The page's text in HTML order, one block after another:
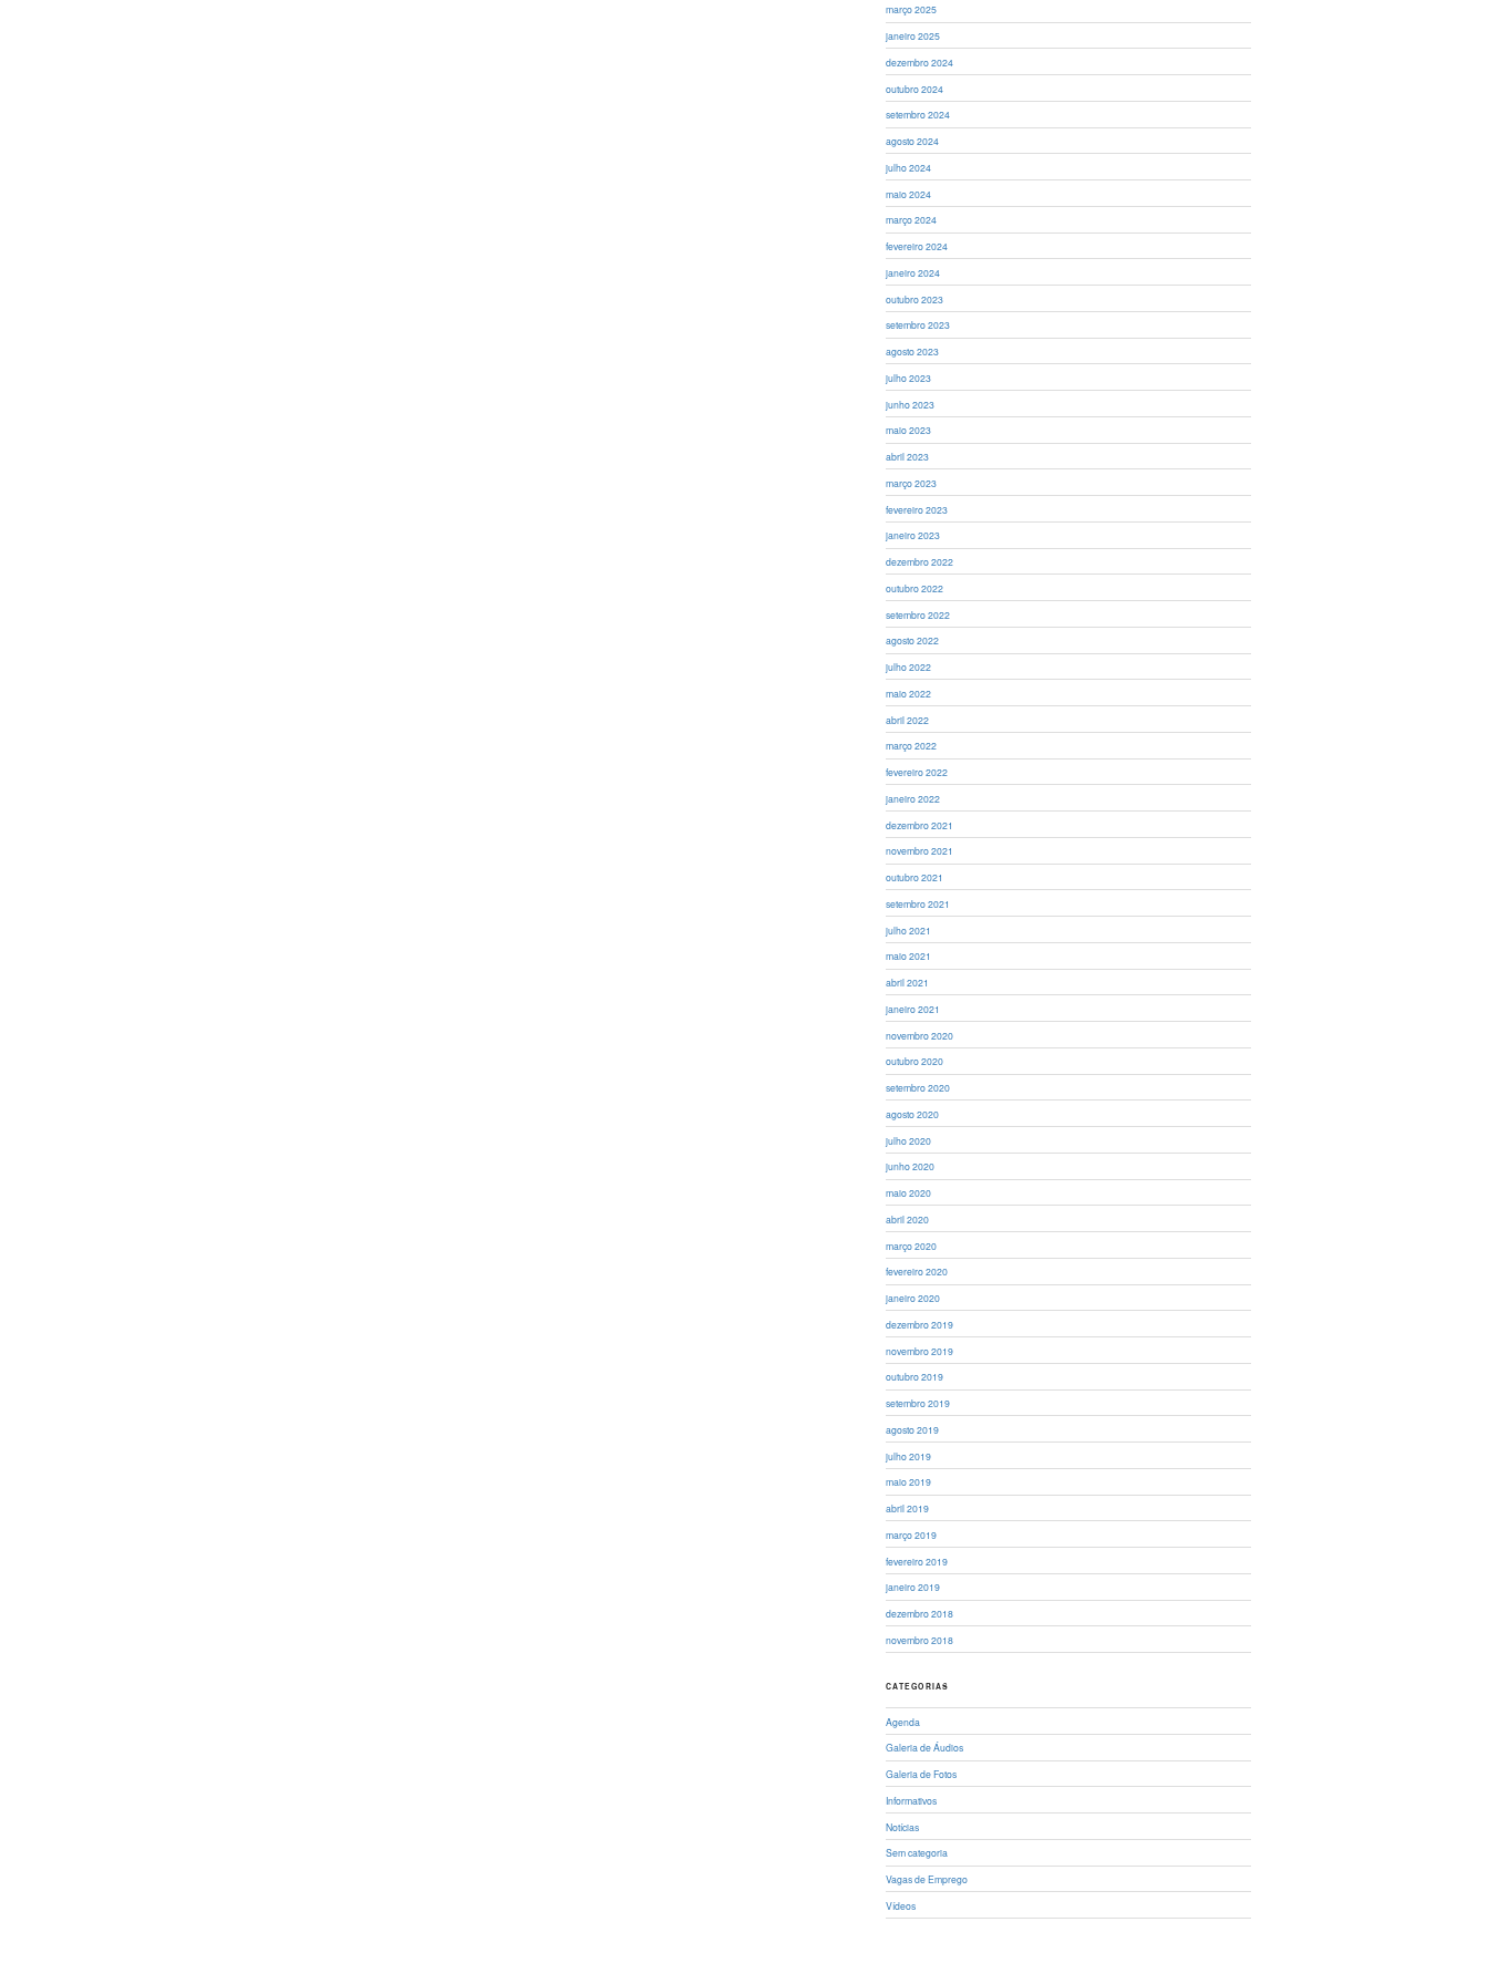
março 2025
janeiro 2025
dezembro 2024
outubro 2024
setembro 2024
agosto 2024
julho 2024
maio 2024
março 2024
fevereiro 2024
janeiro 2024
outubro 2023
setembro 2023
agosto 2023
julho 2023
junho 2023
maio 2023
abril 2023
março 2023
fevereiro 2023
janeiro 2023
dezembro 2022
outubro 2022
setembro 2022
agosto 2022
julho 2022
maio 2022
abril 2022
março 2022
fevereiro 2022
janeiro 2022
dezembro 2021
novembro 2021
outubro 2021
setembro 2021
julho 2021
maio 2021
abril 2021
janeiro 2021
novembro 2020
outubro 2020
setembro 2020
agosto 2020
julho 2020
junho 2020
maio 2020
abril 2020
março 2020
fevereiro 2020
janeiro 2020
dezembro 2019
novembro 2019
outubro 2019
setembro 2019
agosto 2019
julho 2019
maio 2019
abril 2019
março 2019
fevereiro 2019
janeiro 2019
dezembro 2018
novembro 2018
CATEGORIAS
Agenda
Galeria de Áudios
Galeria de Fotos
Informativos
Notícias
Sem categoria
Vagas de Emprego
Vídeos